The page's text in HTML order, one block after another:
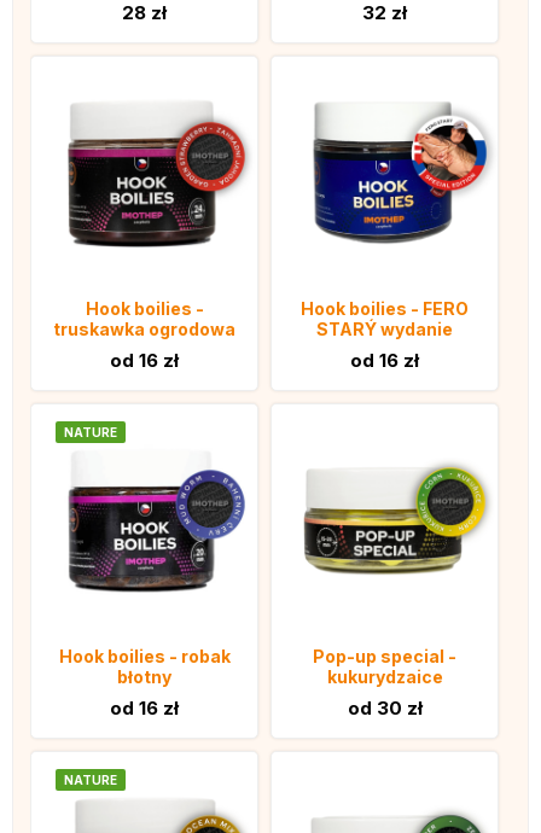
28 zł 32 zł
Hook boilies -
truskawka ogrodowa
od 16 zł
Hook boilies - FERO
STARÝ wydanie
od 16 zł
NATURE
Hook boilies - robak
błotny
od 16 zł
Pop-up special -
kukurydzaice
od 30 zł
NATURE